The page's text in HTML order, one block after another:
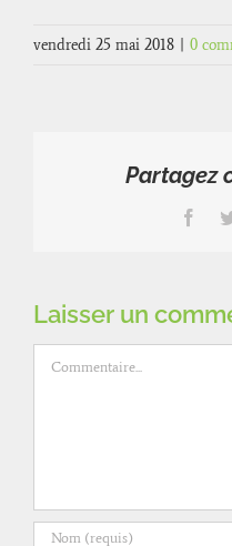
vendredi 25 mai 2018 0
Partagez
Laisser un
Commentaire